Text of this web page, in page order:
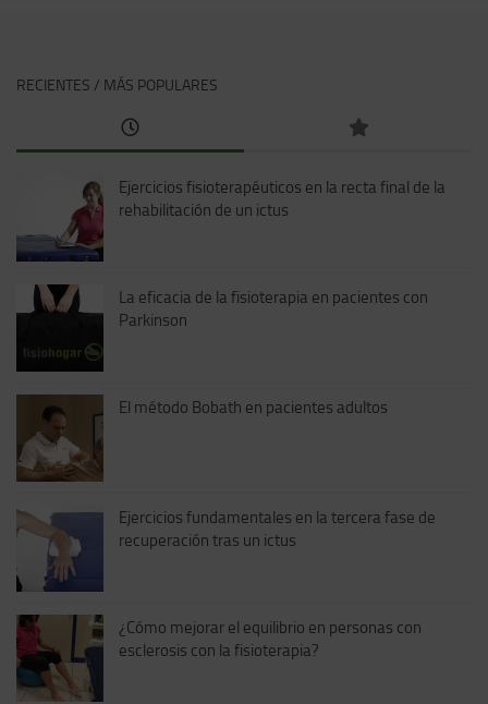
RECIENTES / MÁS POPULARES
Ejercicios fisioterapéuticos en la recta final de la
rehabilitación de un ictus
La eficacia de la fisioterapia en pacientes con
Parkinson
El método Bobath en pacientes adultos
Ejercicios fundamentales en la tercera fase de
recuperación tras un ictus
¿Cómo mejorar el equilibrio en personas con
esclerosis con la fisioterapia?